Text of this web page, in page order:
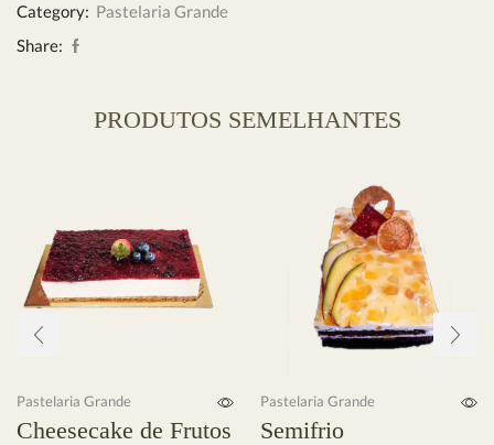
Category: Pastelaria Grande
Share:
PRODUTOS SEMELHANTES
Pastelaria Grande
Cheesecake de Frutos
Pastelaria Grande
Semifrio